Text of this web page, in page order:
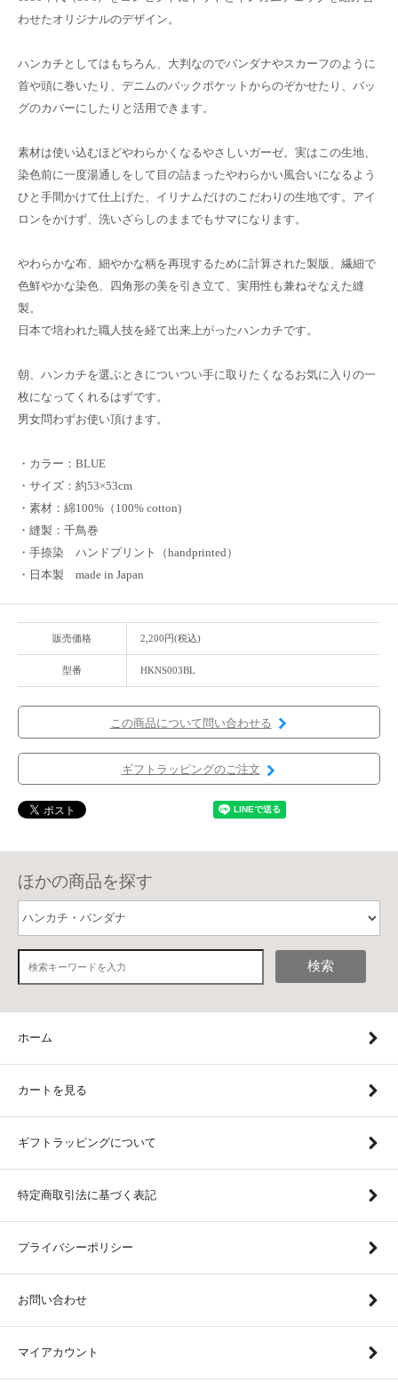
わせたオリジナルのデザイン。
ハンカチとしてはもちろん、大判なのでバンダナやスカーフのように
首や頭に巻いたり、デニムのバックポケットからのぞかせたり、バッ
グのカバーにしたりと活用できます。
素材は使い込むほどやわらかくなるやさしいガーゼ。実はこの生地、
染色前に一度湯通しをして目の詰まったやわらかい風合いになるよう
ひと手間かけて仕上げた、イリナムだけのこだわりの生地です。アイ
ロンをかけず、洗いざらしのままでもサマになります。
やわらかな布、細やかな柄を再現するために計算された製版、繊細で
色鮮やかな染色、四角形の美を引き立て、実用性も兼ねそなえた縫
製。
日本で培われた職人技を経て出来上がったハンカチです。
朝、ハンカチを選ぶときについつい手に取りたくなるお気に入りの一
枚になってくれるはずです。
男女問わずお使い頂けます。
・カラー：BLUE
・サイズ：約53×53cm
・素材：綿100%（100% cotton)
・縫製：千鳥巻
・手捺染 ハンドプリント（handprinted）
・日本製 made in Japan
販売価格 2,200円(税込)
型番 HKNS003BL
この商品について問い合わせる
ギフトラッピングのご注文
ほかの商品を探す
検索
ホーム
カートを見る
ギフトラッピングについて
特定商取引法に基づく表記
プライバシーポリシー
お問い合わせ
マイアカウント